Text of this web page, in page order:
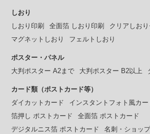
しおり
しおり印刷
全面箔 しおり印刷
クリアしおり
マグネットしおり
フェルトしおり
ポスター・パネル
大判ポスター A2まで
大判ポスター B2以上
カード類（ポストカード等）
ダイカットカード
インスタントフォト風カー
箔押し ポストカード
全面箔 ポストカード
デジタルニス箔 ポストカード
名刺・ショッ